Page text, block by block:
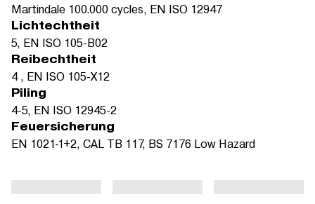
Martindale 100.000 cycles, EN ISO 12947
Lichtechtheit
5, EN ISO 105-B02
Reibechtheit
4 , EN ISO 105-X12
Piling
4-5, EN ISO 12945-2
Feuersicherung
EN 1021-1+2, CAL TB 117, BS 7176 Low Hazard